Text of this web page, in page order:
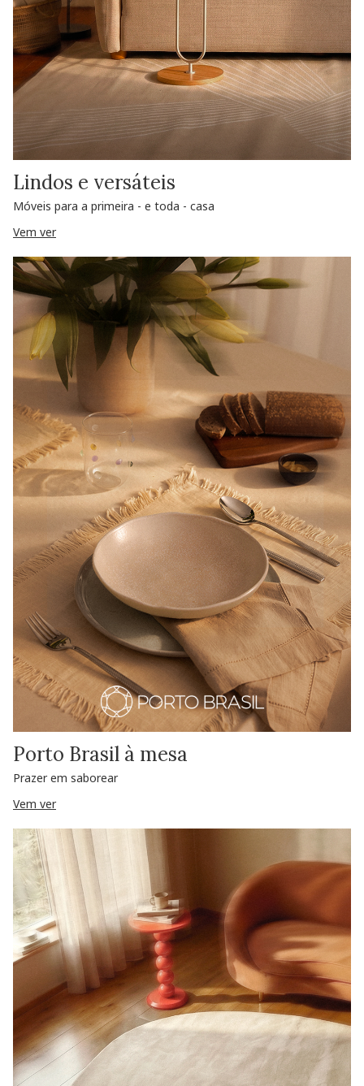
Lindos e versáteis
Móveis para a primeira - e toda - casa
Vem ver
Porto Brasil à mesa
Prazer em saborear
Vem ver